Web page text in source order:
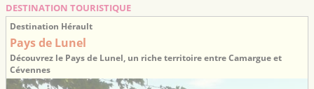
DESTINATION TOURISTIQUE
Destination Hérault
Pays de Lunel
Découvrez le Pays de Lunel, un riche territoire entre Camargue et
Cévennes